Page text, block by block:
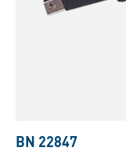
BN 22847